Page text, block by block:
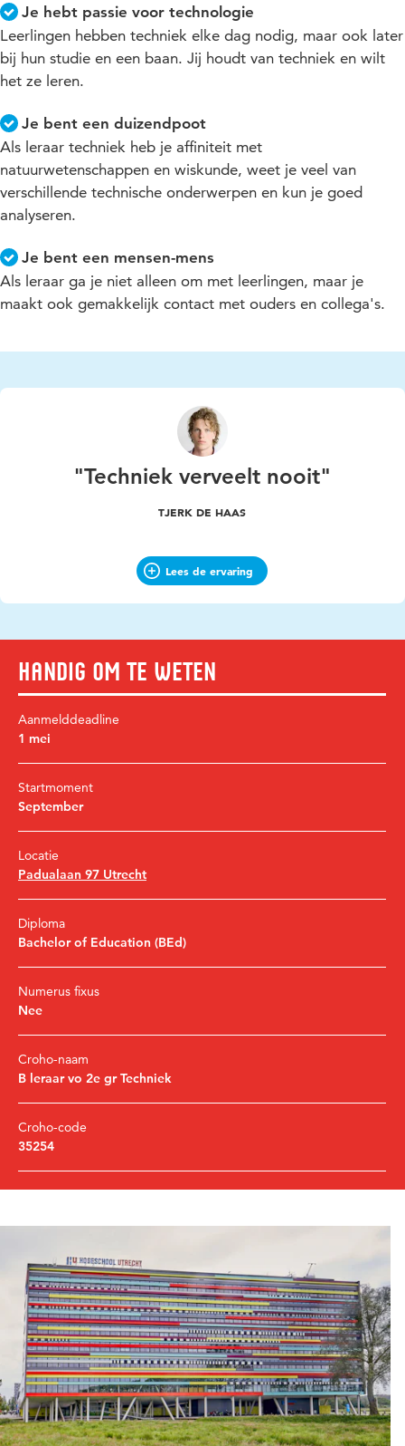
Je hebt passie voor technologie
Leerlingen hebben techniek elke dag nodig, maar ook later
bij hun studie en een baan. Jij houdt van techniek en wilt
het ze leren.
Je bent een duizendpoot
Als leraar techniek heb je affiniteit met
natuurwetenschappen en wiskunde, weet je veel van
verschillende technische onderwerpen en kun je goed
analyseren.
Je bent een mensen-mens
Als leraar ga je niet alleen om met leerlingen, maar je
maakt ook gemakkelijk contact met ouders en collega's.
"Techniek verveelt nooit"
TJERK DE HAAS
Lees de ervaring
Handig om te weten
Aanmelddeadline
1 mei
Startmoment
September
Locatie
Padualaan 97 Utrecht
Diploma
Bachelor of Education (BEd)
Numerus fixus
Nee
Croho-naam
B leraar vo 2e gr Techniek
Croho-code
35254